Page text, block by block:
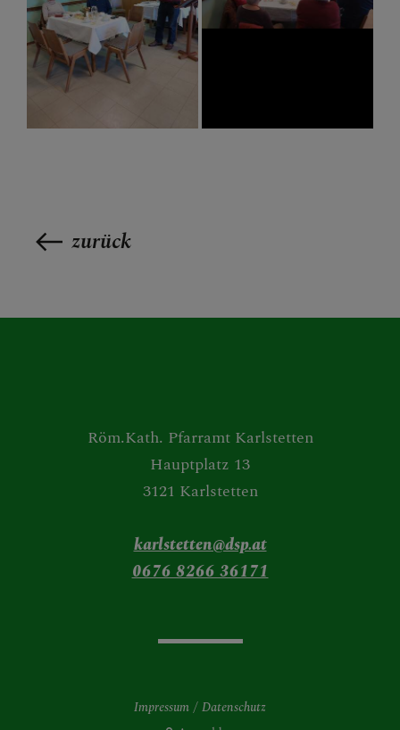
zurück
Röm.Kath. Pfarramt Karlstetten
Hauptplatz 13
3121 Karlstetten
karlstetten@dsp.at
0676 8266 36171
Impressum
Datenschutz